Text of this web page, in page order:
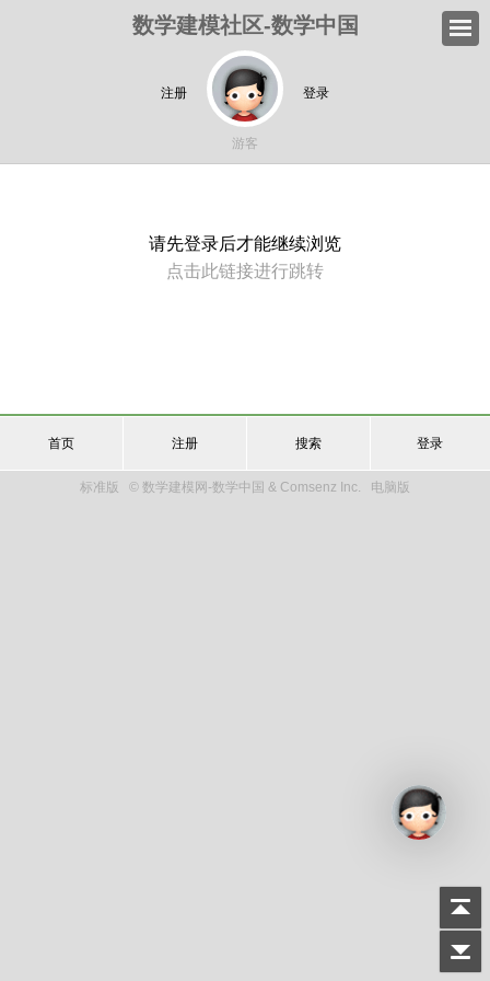
数学建模社区-数学中国
注册 登录
游客
请先登录后才能继续浏览
点击此链接进行跳转
首页 注册 搜索 登录
标准版 © 数学建模网-数学中国 & Comsenz Inc. 电脑版